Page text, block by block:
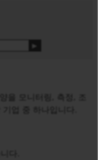
을 모니터링, 측정, 조
업 중 하나입니다.
다.